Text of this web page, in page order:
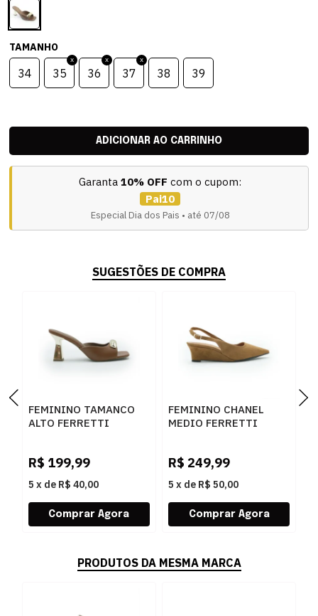
TAMANHO
34 35 36 37 38 39
Garanta 10% OFF com o cupom:
Pai10
Especial Dia dos Pais • até 07/08
SUGESTÕES DE COMPRA
FEMININO TAMANCO
ALTO FERRETTI
R$ 199,99
5 x de R$ 40,00
FEMININO CHANEL
MEDIO FERRETTI
R$ 249,99
5 x de R$ 50,00
PRODUTOS DA MESMA MARCA